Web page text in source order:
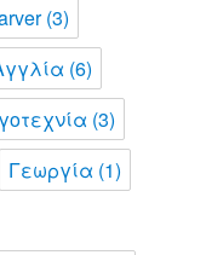
(3)
(6)
(3)
Γεωργία (1)